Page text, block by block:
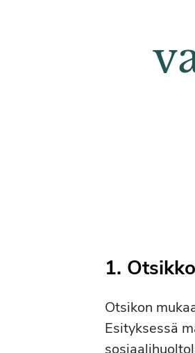
1.
Otsikon
Esityksessä